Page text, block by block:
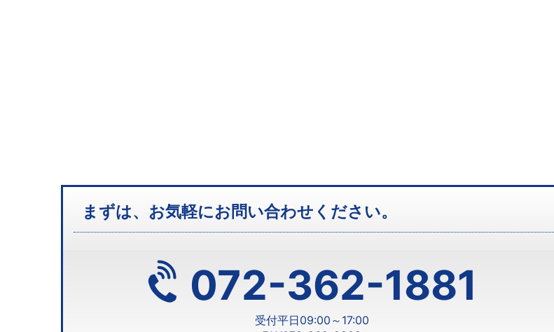
まずは、お気軽にお問い合わせください。
072-362-1881
受付平日09:00～17:00